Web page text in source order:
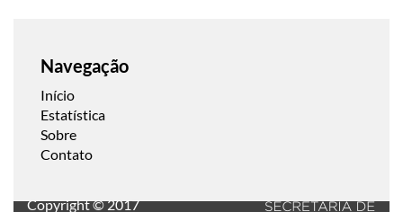
Navegação
Início
Estatística
Sobre
Contato
Copyright © 2017